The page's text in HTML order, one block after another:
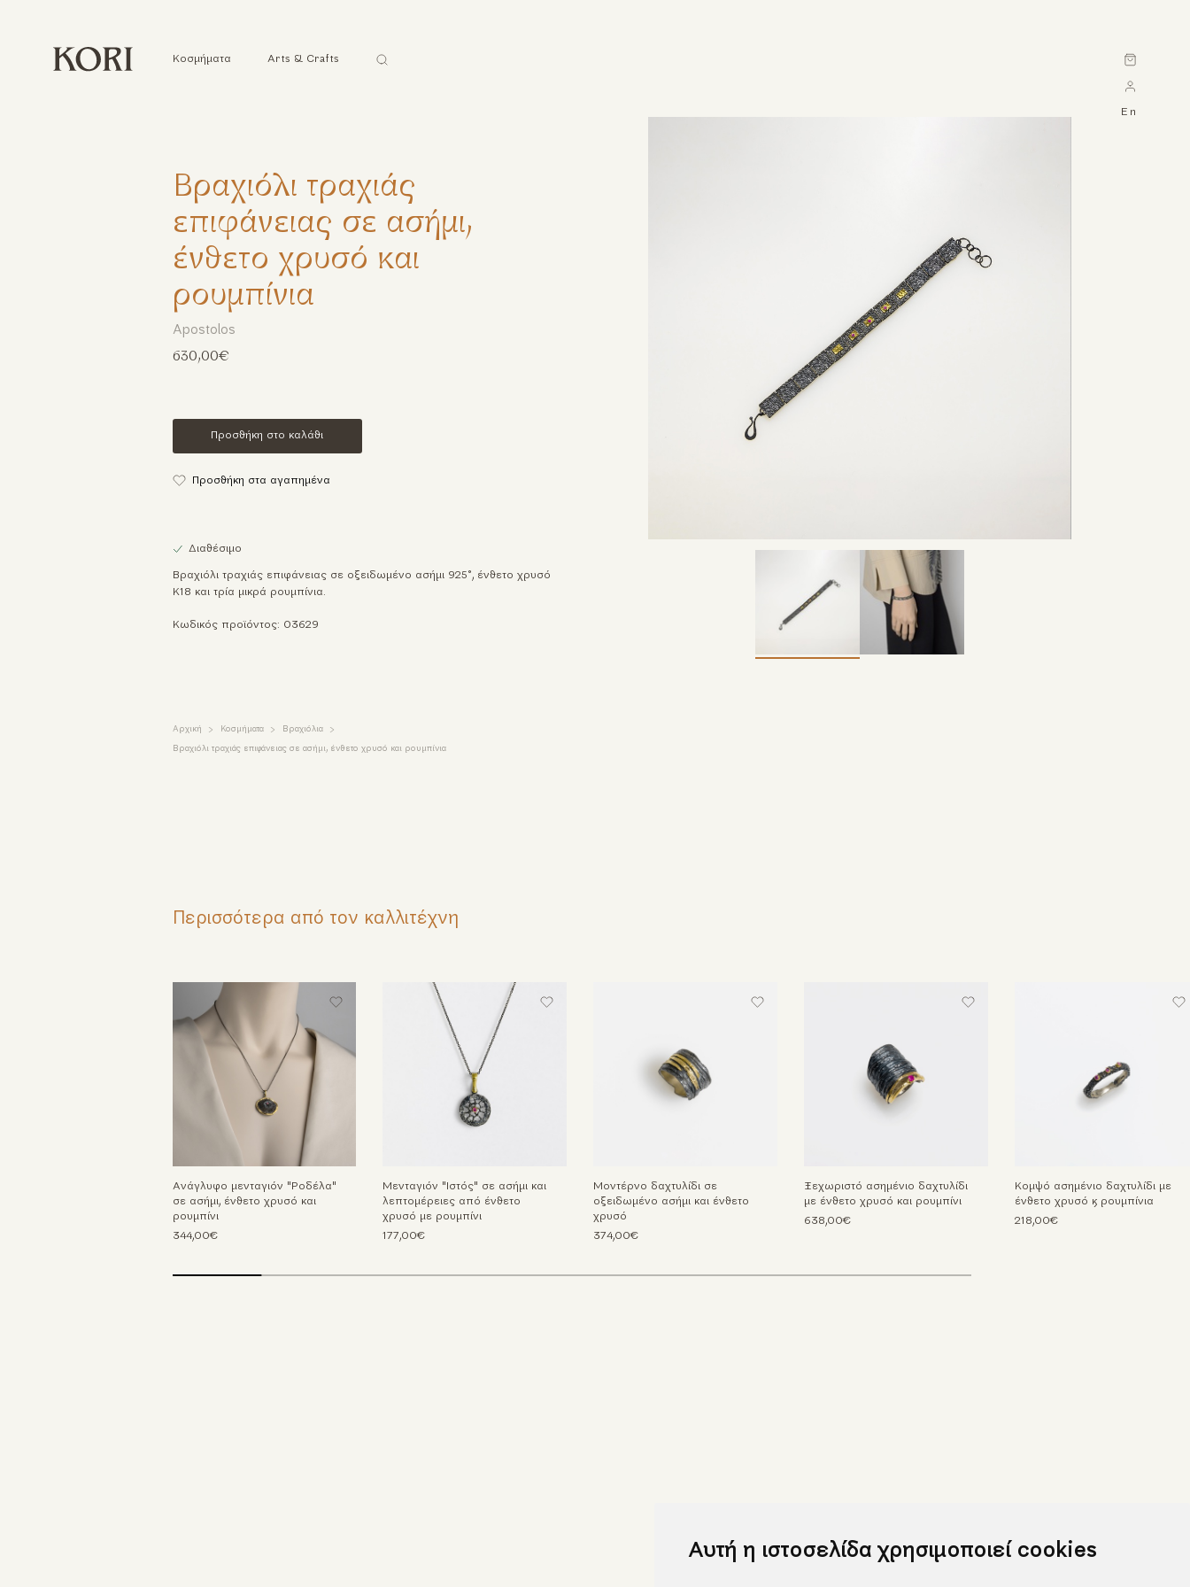
Αυτή η ιστοσελίδα χρησιμοποιεί cookies
Cart
En
Κοσμήματα Arts & Crafts
Αναζήτηση
Βραχιόλι τραχιάς
επιφάνειας σε ασήμι,
ένθετο χρυσό και
ρουμπίνια
Apostolos
630,00€
Προσθήκη στο καλάθι
Προσθήκη στα αγαπημένα
Διαθέσιμο
Βραχιόλι τραχιάς επιφάνειας σε οξειδωμένο ασήμι 925°, ένθετο χρυσό
Κ18 και τρία μικρά ρουμπίνια.
Κωδικός προϊόντος: 03629
Αρχική Κοσμήματα Βραχιόλια
Βραχιόλι τραχιάς επιφάνειας σε ασήμι, ένθετο χρυσό και ρουμπίνια
Περισσότερα από τον καλλιτέχνη
Ανάγλυφο μενταγιόν "Ροδέλα"
σε ασήμι, ένθετο χρυσό και
ρουμπίνι
344,00€
Μενταγιόν "Ιστός" σε ασήμι και
λεπτομέρειες από ένθετο
χρυσό με ρουμπίνι
177,00€
Μοντέρνο δαχτυλίδι σε
οξειδωμένο ασήμι και ένθετο
χρυσό
374,00€
Ξεχωριστό ασημένιο δαχτυλίδι
με ένθετο χρυσό και ρουμπίνι
638,00€
Κομψό ασημένιο δαχτυλίδι με
ένθετο χρυσό & ρουμπίνια
218,00€